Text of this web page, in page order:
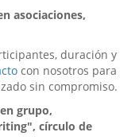
asociaciones,
duración y
con nosotros para
sin compromiso.
grupo,
círculo de